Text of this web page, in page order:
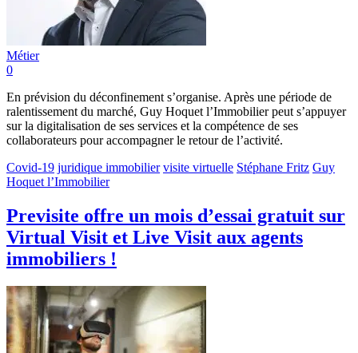
Métier
0
En prévision du déconfinement s’organise. Après une période de
ralentissement du marché, Guy Hoquet l’Immobilier peut s’appuyer
sur la digitalisation de ses services et la compétence de ses
collaborateurs pour accompagner le retour de l’activité.
Covid-19 juridique immobilier visite virtuelle Stéphane Fritz Guy
Hoquet l’Immobilier
Previsite offre un mois d’essai gratuit sur
Virtual Visit et Live Visit aux agents
immobiliers !